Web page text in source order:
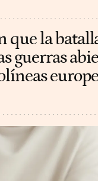
que la
guerras